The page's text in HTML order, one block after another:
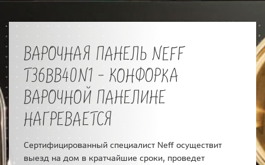
ВАРОЧНАЯ ПАНЕЛЬ NEFF
T36BB40N1 - КОНФОРКА
ВАРОЧНОЙ ПАНЕЛИНЕ
НАГРЕВАЕТСЯ
Сертифицированный специалист Neff осуществит
выезд на дом в кратчайшие сроки, проведет